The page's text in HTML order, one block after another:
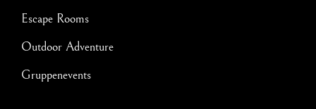
Escape Rooms
Outdoor Adventure
Gruppenevents